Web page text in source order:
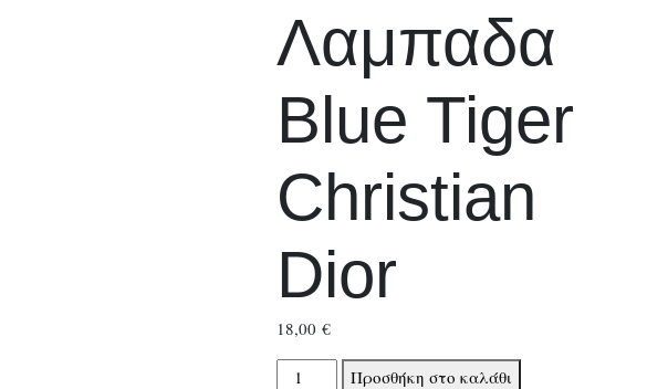
Λαμπαδα
Blue Tiger
Christian
Dior
18,00€
Λαμπαδα
Προσθήκη στο καλάθι